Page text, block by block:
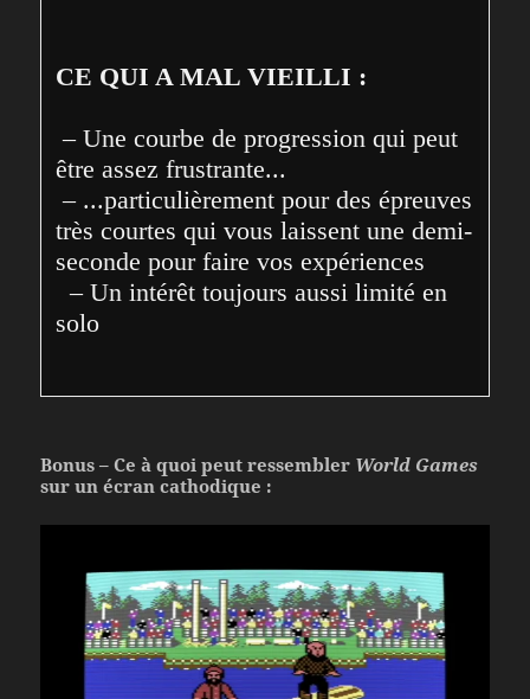
CE QUI A MAL VIEILLI :
– Une courbe de progression qui peut
être assez frustrante...
– ...particulièrement pour des épreuves
très courtes qui vous laissent une demi-
seconde pour faire vos expériences
  – Un intérêt toujours aussi limité en
solo
Bonus – Ce à quoi peut ressembler World Games
sur un écran cathodique :